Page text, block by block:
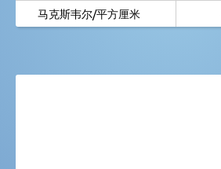
马克斯韦尔/平方厘米